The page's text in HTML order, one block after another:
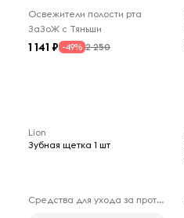
Освежители полости рта
ЗаЗоЖ с Тяньши
1 141 -49% 2 250
Lion
Зубная щетка 1 шт
Средства для ухода за протезами